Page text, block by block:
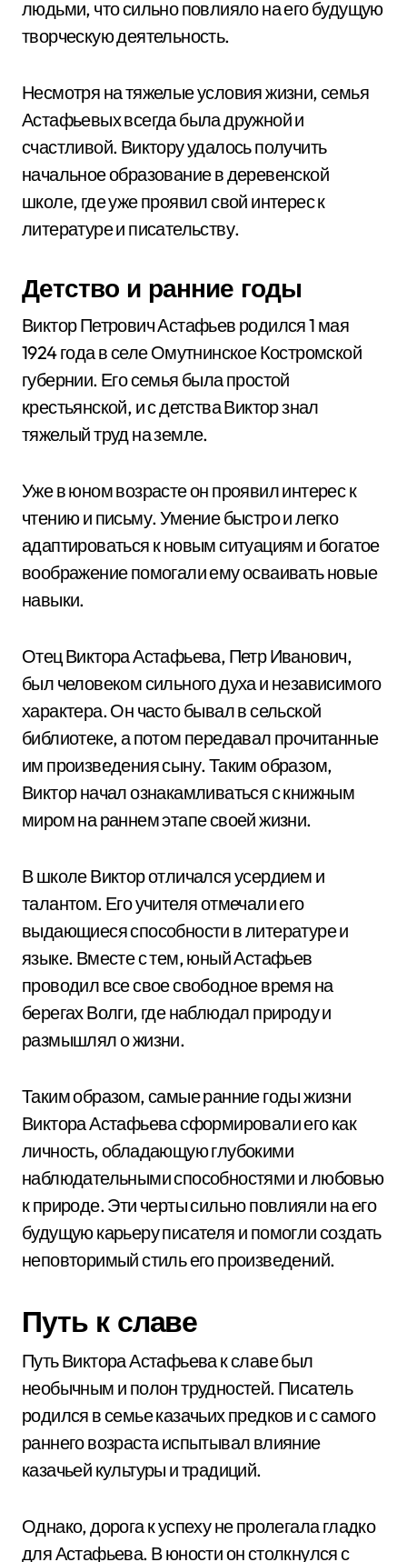
людьми, что сильно повлияло на его будущую
творческую деятельность.
Несмотря на тяжелые условия жизни, семья
Астафьевых всегда была дружной и
счастливой. Виктору удалось получить
начальное образование в деревенской
школе, где уже проявил свой интерес к
литературе и писательству.
Детство и ранние годы
Виктор Петрович Астафьев родился 1 мая
1924 года в селе Омутнинское Костромской
губернии. Его семья была простой
крестьянской, и с детства Виктор знал
тяжелый труд на земле.
Уже в юном возрасте он проявил интерес к
чтению и письму. Умение быстро и легко
адаптироваться к новым ситуациям и богатое
воображение помогали ему осваивать новые
навыки.
Отец Виктора Астафьева, Петр Иванович,
был человеком сильного духа и независимого
характера. Он часто бывал в сельской
библиотеке, а потом передавал прочитанные
им произведения сыну. Таким образом,
Виктор начал ознакамливаться с книжным
миром на раннем этапе своей жизни.
В школе Виктор отличался усердием и
талантом. Его учителя отмечали его
выдающиеся способности в литературе и
языке. Вместе с тем, юный Астафьев
проводил все свое свободное время на
берегах Волги, где наблюдал природу и
размышлял о жизни.
Таким образом, самые ранние годы жизни
Виктора Астафьева сформировали его как
личность, обладающую глубокими
наблюдательными способностями и любовью
к природе. Эти черты сильно повлияли на его
будущую карьеру писателя и помогли создать
неповторимый стиль его произведений.
Путь к славе
Путь Виктора Астафьева к славе был
необычным и полон трудностей. Писатель
родился в семье казачьих предков и с самого
раннего возраста испытывал влияние
казачьей культуры и традиций.
Однако, дорога к успеху не пролегала гладко
для Астафьева. В юности он столкнулся с